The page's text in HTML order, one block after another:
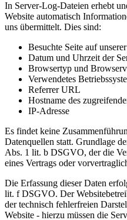
In Server-Log-Dateien erhebt
Website automatisch
uns übermittelt. Dies sind:
Besuchte Seite auf
Datum und Uhrzeit der
Browsertyp und
Verwendetes
Referrer URL
Hostname des
IP-Adresse
Es findet keine
Datenquellen statt. Grundlage
Abs. 1 lit. b DSGVO, der die
eines Vertrags oder
Die Erfassung dieser Daten
lit. f DSGVO. Der
der technisch fehlerfreien
Website - hierzu müssen die